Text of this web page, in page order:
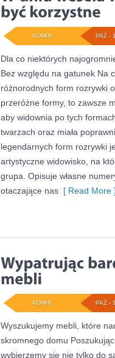
PAŹ -
ADMIN
Dla co niektórych
Bez względu na gatunek Na
różnorodnych form rozrywki
przeróżne formy, to zawsze
aby widownia po tych
twarzach oraz miała
legendarnych form rozrywki
artystyczne widowisko, na
grupa. Opisuje własne
otaczające nas [ Read More
PAŹ -
ADMIN
Wyszukujemy mebli, które
skromnego domu
wybierzemy się nie tylko do